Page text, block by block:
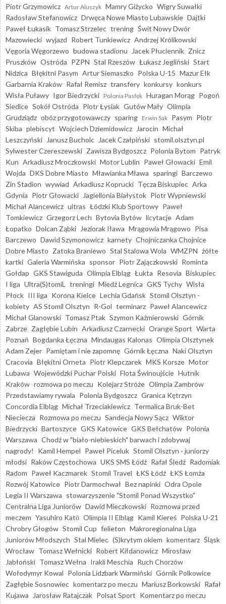
Piotr Grzymowicz Artur Aluszyk Mamry Giżycko Wigry Suwałki
Radosław Stefanowicz Drwęca Nowe Miasto Lubawskie Dajtki
Paweł Łukasik Tomasz Strzelec trening Świt Nowy Dwór
Mazowiecki wyjazd Robert Tunkiewicz Andrzej Królikowski
Vęgoria Węgorzewo budowa stadionu Jacek Płuciennik Znicz
Pruszków Ostróda PZPN Stal Rzeszów Łukasz Jegliński Start
Nidzica Błękitni Pasym Artur Siemaszko Polska U-15 Mazur Ełk
Garbarnia Kraków Rafał Remisz transfery konkursy konkurs
Wisła Puławy Igor Biedrzycki Polonia Pasłęk Huragan Morąg Pogoń
Siedlce Sokół Ostróda Piotr Łysiak Gutów Mały Olimpia
Grudziądz obóz przygotowawczy sparing Erwin Sak Pasym Piotr
Skiba plebiscyt Wojciech Dziemidowicz Jarocin Michał
Leszczyński
Janusz Bucholc Jacek Czałpiński stomil.olsztyn.pl
Sylwester Czereszewski Zawisza Bydgoszcz Polonia Bytom Patryk
Kun Arkadiusz Mroczkowski Motor Lublin Paweł Głowacki Emil
Wojda DKS Dobre Miasto Mławianka Mława sparingi Barczewo
Zin Stadion wywiad Arkadiusz Koprucki Tęcza Biskupiec Arka
Gdynia Piotr Głowacki Jagiellonia Białystok Piotr Wypniewski
Michał Alancewicz ultras Łódzki Klub Sportowy Paweł
Tomkiewicz Grzegorz Lech Bytovia Bytów licytacje Adam
Łopatko Dolcan Ząbki Jeziorak Iława Mrągowia Mrągowo Pisa
Barczewo Dawid Szymonowicz karnety Chojniczanka Chojnice
Dobre Miasto Zatoka Braniewo Stal Stalowa Wola WMZPN żółte
kartki Galeria Warmińska sponsor Piotr Zajączkowski Rominta
Gołdap GKS Stawiguda Olimpia Elbląg Łukta Resovia Biskupiec
I liga Ultra(S)tomiL treningi Miedź Legnica GKS Tychy Wisła
Płock III liga Korona Kielce Lechia Gdańsk Stomil Olsztyn -
kobiety AS Stomil Olsztyn R-Gol terminarz Paweł Alancewicz
Michał Glanowski Tomasz Ptak Szymon Kaźmierowski Górnik
Zabrze Zagłębie Lubin Arkadiusz Czarnecki Orange Sport Warta
Poznań Bogdanka Łęczna Mindaugas Kalonas Olimpia Olsztynek
Adam Zejer Pamiętam i nie zapomnę Górnik Łęczna Naki Olsztyn
Cracovia Błękitni Orneta Piotr Klepczarek MKS Korsze Motor
Lubawa Wojewódzki Puchar Polski Flota Świnoujście Hutnik
Kraków rozmowa po meczu Kolejarz Stróże Olimpia Zambrów
Przedstawiamy rywala Polonia Bydgoszcz Granica Kętrzyn
Concordia Elbląg Michał Trzeciakiewicz Termalica Bruk-Bet
Nieciecza Rozmowa po meczu Sandecja Nowy Sącz Wiktor
Biedrzycki Bartoszyce GKS Katowice GKS Bełchatów Polonia
Warszawa Chodź w "biało-niebieskich" barwach i zdobywaj
nagrody!
Kamil Hempel Paweł Piceluk Stomil Olsztyn - juniorzy
młodsi Raków Częstochowa UKS SMS Łódź Rafał Śledź Radomiak
Radom Paweł Kaczmarek Stomil Travel ŁKS Łódź ŁKS Łomża
Rozwój Katowice Piotr Darmochwał Bez napinki Odra Opole
Legia II Warszawa stowarzyszenie "Stomil Ponad Wszystko"
Centralna Liga Juniorów Dawid Mieczkowski Rozmowa przed
meczem Yasuhiro Katō Olimpia II Elbląg Kamil Kiereś Polska U-21
Chrobry Głogów Stomil Cup felieton Makroregionalna Liga
Juniorów Młodszych Stal Mielec (S)krytym okiem komentarz Śląsk
Wrocław Tomasz Wełnicki Robert Kiłdanowicz Mirosław
Jabłoński Tomasz Wełna Irakli Meschia Ruch Chorzów
Wołodymyr Kowal Polonia Lidzbark Warmiński Górnik Polkowice
Zagłębie Sosnowiec komentarz po meczu Mariusz Borkowski Rafał
Kujawa
Jarosław Ratajczak Polsat Sport Komentarz po meczu